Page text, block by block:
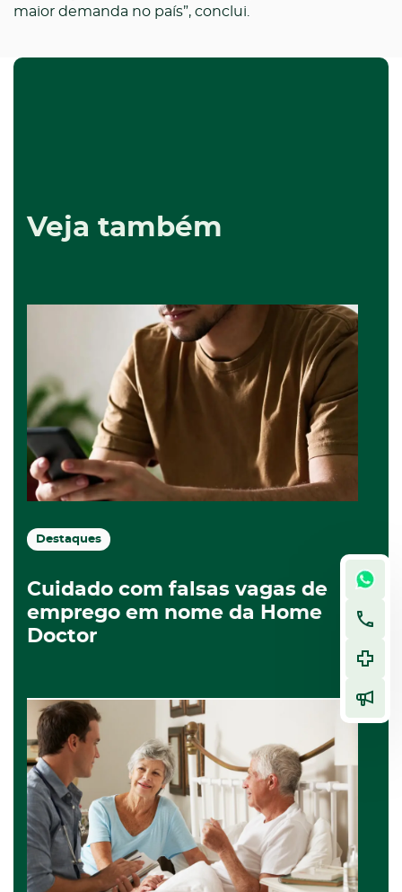
maior demanda no país”, conclui.
Veja também
Destaques
Cuidado com falsas vagas de
emprego em nome da Home
Doctor